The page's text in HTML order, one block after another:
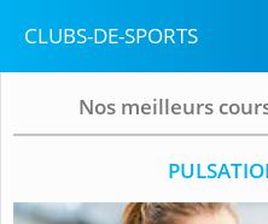
CLUBS-DE-SPORTS
Nos meilleurs